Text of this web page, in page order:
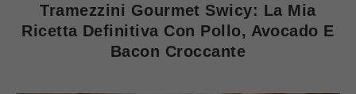
Tramezzini Gourmet Swicy: La Mia
Ricetta Definitiva Con Pollo, Avocado E
Bacon Croccante